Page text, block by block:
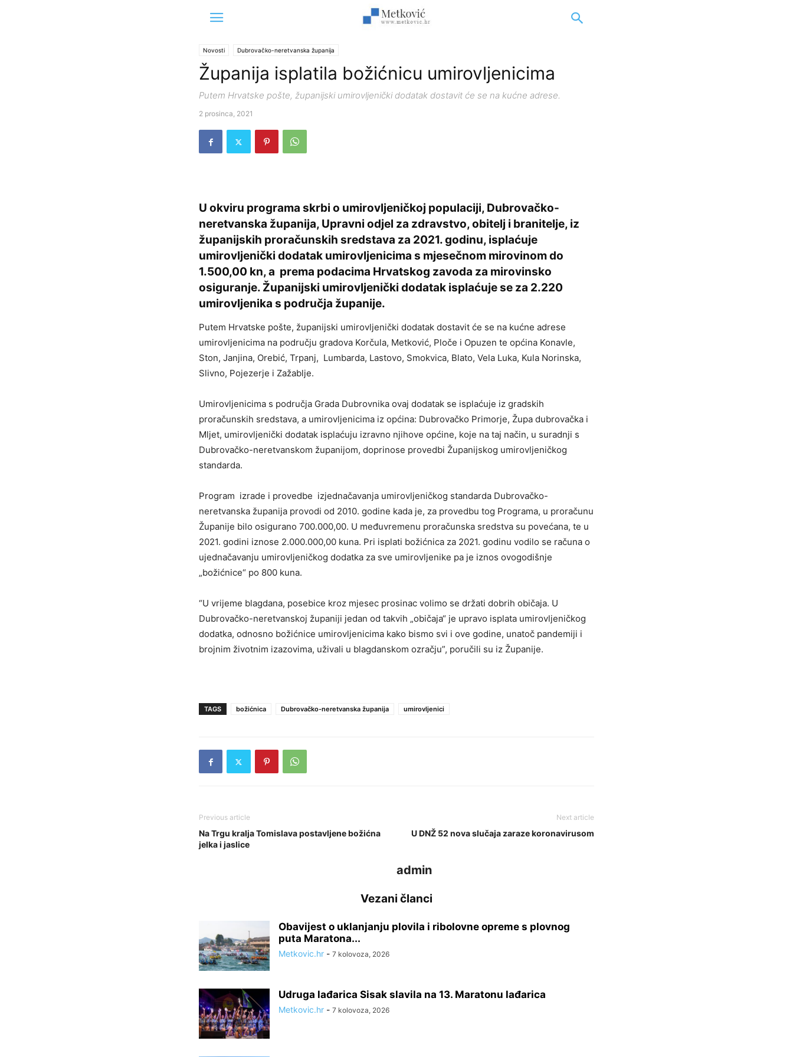
Novosti Dubrovačko-neretvanska županija
Županija isplatila božićnicu umirovljenicima
Putem Hrvatske pošte, županijski umirovljenički dodatak dostavit će se na kućne adrese.
2 prosinca, 2021
U okviru programa skrbi o umirovljeničkoj populaciji, Dubrovačko-
neretvanska županija, Upravni odjel za zdravstvo, obitelj i branitelje, iz
županijskih proračunskih sredstava za 2021. godinu, isplaćuje
umirovljenički dodatak umirovljenicima s mjesečnom mirovinom do
1.500,00 kn, a prema podacima Hrvatskog zavoda za mirovinsko
osiguranje. Županijski umirovljenički dodatak isplaćuje se za 2.220
umirovljenika s područja županije.
Putem Hrvatske pošte, županijski umirovljenički dodatak dostavit će se na kućne adrese
umirovljenicima na području gradova Korčula, Metković, Ploče i Opuzen te općina Konavle,
Ston, Janjina, Orebić, Trpanj, Lumbarda, Lastovo, Smokvica, Blato, Vela Luka, Kula Norinska,
Slivno, Pojezerje i Zažablje.
Umirovljenicima s područja Grada Dubrovnika ovaj dodatak se isplaćuje iz gradskih
proračunskih sredstava, a umirovljenicima iz općina: Dubrovačko Primorje, Župa dubrovačka i
Mljet, umirovljenički dodatak isplaćuju izravno njihove općine, koje na taj način, u suradnji s
Dubrovačko-neretvanskom županijom, doprinose provedbi Županijskog umirovljeničkog
standarda.
Program izrade i provedbe izjednačavanja umirovljeničkog standarda Dubrovačko-
neretvanska županija provodi od 2010. godine kada je, za provedbu tog Programa, u proračunu
Županije bilo osigurano 700.000,00. U međuvremenu proračunska sredstva su povećana, te u
2021. godini iznose 2.000.000,00 kuna. Pri isplati božićnica za 2021. godinu vodilo se računa o
ujednačavanju umirovljeničkog dodatka za sve umirovljenike pa je iznos ovogodišnje
„božićnice“ po 800 kuna.
“U vrijeme blagdana, posebice kroz mjesec prosinac volimo se držati dobrih običaja. U
Dubrovačko-neretvanskoj županiji jedan od takvih „običaja“ je upravo isplata umirovljeničkog
dodatka, odnosno božićnice umirovljenicima kako bismo svi i ove godine, unatoč pandemiji i
brojnim životnim izazovima, uživali u blagdanskom ozračju”, poručili su iz Županije.
TAGS božićnica Dubrovačko-neretvanska županija umirovljenici
Previous article
Na Trgu kralja Tomislava postavljene božićna
jelka i jaslice
Next article
U DNŽ 52 nova slučaja zaraze koronavirusom
admin
Vezani članci
Obavijest o uklanjanju plovila i ribolovne opreme s plovnog
puta Maratona...
Metkovic.hr - 7 kolovoza, 2026
Udruga lađarica Sisak slavila na 13. Maratonu lađarica
Metkovic.hr - 7 kolovoza, 2026